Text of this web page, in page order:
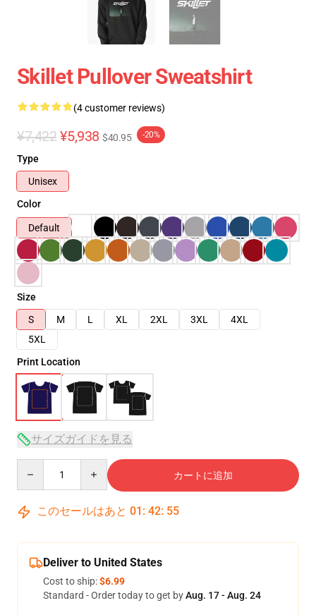
Skillet Pullover Sweatshirt
(4 customer reviews)
¥7,422 ¥5,938 $40.95 -20%
Type
Unisex
Color
Default
Size
S
M L XL 2XL 3XL
4XL
5XL
Print Location
サイズガイドを見る
カートに追加
このセールはあと 01 : 42: 54
Deliver to United States
Cost to ship:$6.99
Standard - Order today to get byAug. 17 - Aug. 24